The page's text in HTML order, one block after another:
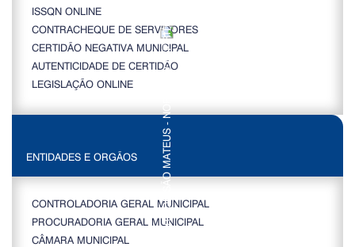
ISSQN ONLINE
CONTRACHEQUE DE SERVIDORES
CERTIDÃO NEGATIVA MUNICIPAL
AUTENTICIDADE DE CERTIDÃO
LEGISLAÇÃO ONLINE
ENTIDADES E ORGÃOS
CONTROLADORIA GERAL MUNICIPAL
PROCURADORIA GERAL MUNICIPAL
CÂMARA MUNICIPAL